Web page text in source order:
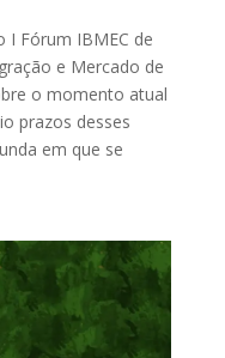
I Fórum IBMEC de
e Mercado de
o momento atual
prazos desses
em que se